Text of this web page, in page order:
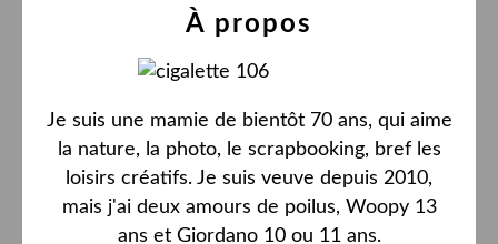
À propos
Je suis une mamie de bientôt 70 ans, qui aime
la nature, la photo, le scrapbooking, bref les
loisirs créatifs. Je suis veuve depuis 2010,
mais j'ai deux amours de poilus, Woopy 13
ans et Giordano 10 ou 11 ans.